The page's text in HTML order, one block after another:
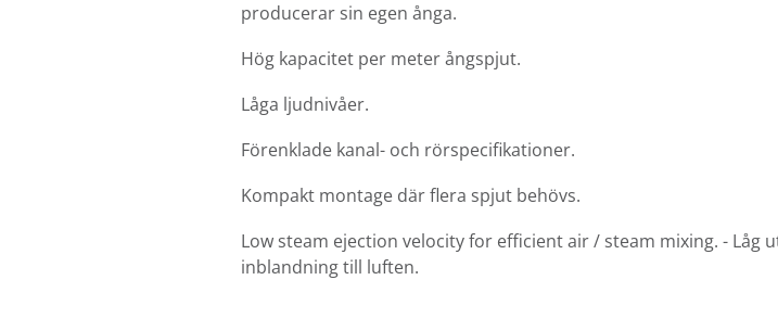
producerar sin egen ånga.
Hög kapacitet per meter ångspjut.
Låga ljudnivåer.
Förenklade kanal- och rörspecifikationer.
Kompakt montage där flera spjut behövs.
Low steam ejection velocity for efficient air / steam mixing. - Låg
inblandning till luften.